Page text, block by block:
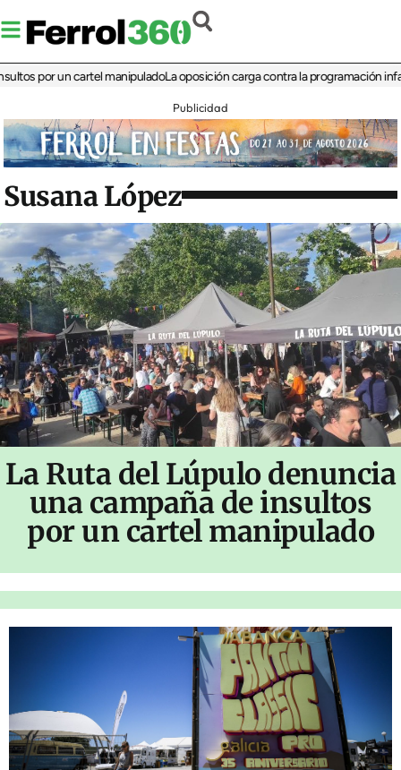
un cartel manipuladoLa oposición carga contra la programación infantil de
Publicidad
Susana López
La Ruta del Lúpulo denuncia
una campaña de insultos
por un cartel manipulado